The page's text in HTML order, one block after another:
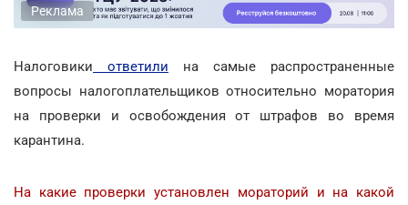
Реклама
Налоговики ответили на самые распространенные
вопросы налогоплательщиков относительно моратория
на проверки и освобождения от штрафов во время
карантина.
На какие проверки установлен мораторий и на какой